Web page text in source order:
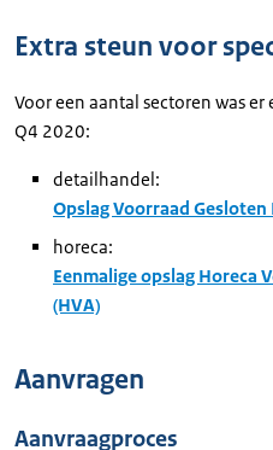
Extra steun voor
Voor een aantal sectoren was
Q4 2020:
detailhandel:
Opslag Voorraad Gesloten
horeca:
Eenmalige opslag Horeca
(HVA)
Aanvragen
Aanvraagproces